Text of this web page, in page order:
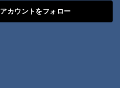
カウントをフォロー